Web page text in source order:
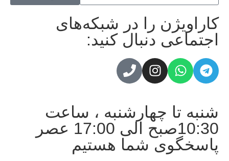
کاراویژن را در شبکه‌های
اجتماعی دنبال کنید:
شنبه تا چهارشنبه ، ساعت
10:30صبح الی 17:00 عصر
پاسخگوی شما هستیم